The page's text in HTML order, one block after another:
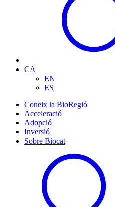
CA
EN
ES
Coneix la BioRegió
Acceleració
Adopció
Inversió
Sobre Biocat